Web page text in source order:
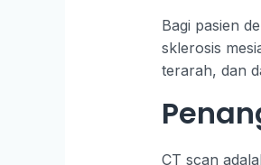
Bagi pasien
sklerosis
terarah, dan
CT scan